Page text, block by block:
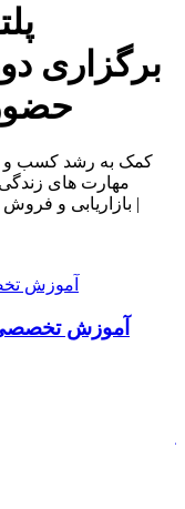
برگزاری
کمک به رشد کسب و
مهارت های
بازاریابی و
آموزش تخصصی